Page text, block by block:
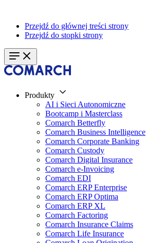
Przejdź do głównej treści strony
Przejdź do stopki strony
Produkty
AI i Sieci Autonomiczne
Bootcamp i Masterclass
Comarch Betterfly
Comarch Business Intelligence
Comarch Corporate Banking
Comarch Custody
Comarch Digital Insurance
Comarch e-Invoicing
Comarch EDI
Comarch ERP Enterprise
Comarch ERP Optima
Comarch ERP XL
Comarch Factoring
Comarch Insurance Claims
Comarch Life Insurance